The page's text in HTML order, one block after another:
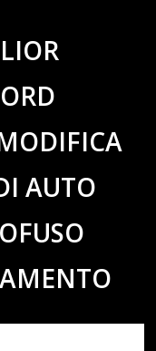
AUTO